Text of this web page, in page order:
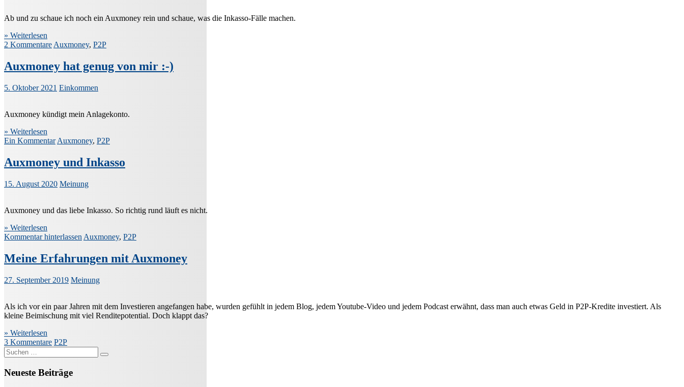
Ab und zu schaue ich noch ein Auxmoney rein und schaue, was die Inkasso-Fälle machen.
» Weiterlesen
2 Kommentare Auxmoney, P2P
Auxmoney hat genug von mir :-)
5. Oktober 2021 Einkommen
Auxmoney kündigt mein Anlagekonto.
» Weiterlesen
Ein Kommentar Auxmoney, P2P
Auxmoney und Inkasso
15. August 2020 Meinung
Auxmoney und das liebe Inkasso. So richtig rund läuft es nicht.
» Weiterlesen
Kommentar hinterlassen Auxmoney, P2P
Meine Erfahrungen mit Auxmoney
27. September 2019 Meinung
Als ich vor ein paar Jahren mit dem Investieren angefangen habe, wurden gefühlt in jedem Blog, jedem Youtube-Video und jedem Podcast erwähnt, dass man auch etwas Geld in P2P-Kredite investiert. Als
kleine Beimischung mit viel Renditepotential. Doch klappt das?
» Weiterlesen
3 Kommentare P2P
Suche
nach:
Neueste Beiträge